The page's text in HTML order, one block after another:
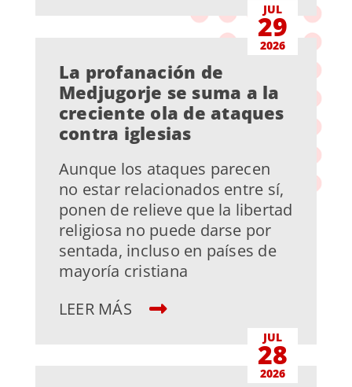
JUL
29
2026
La profanación de
Medjugorje se suma a la
creciente ola de ataques
contra iglesias
Aunque los ataques parecen
no estar relacionados entre sí,
ponen de relieve que la libertad
religiosa no puede darse por
sentada, incluso en países de
mayoría cristiana
LEER MÁS
JUL
28
2026